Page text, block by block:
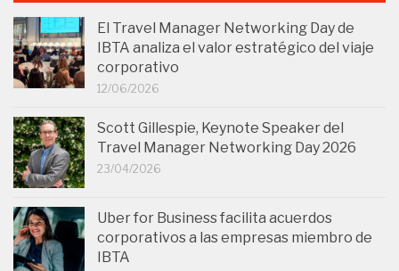
El Travel Manager Networking Day de
IBTA analiza el valor estratégico del viaje
corporativo
12/06/2026
Scott Gillespie, Keynote Speaker del
Travel Manager Networking Day 2026
23/04/2026
Uber for Business facilita acuerdos
corporativos a las empresas miembro de
IBTA